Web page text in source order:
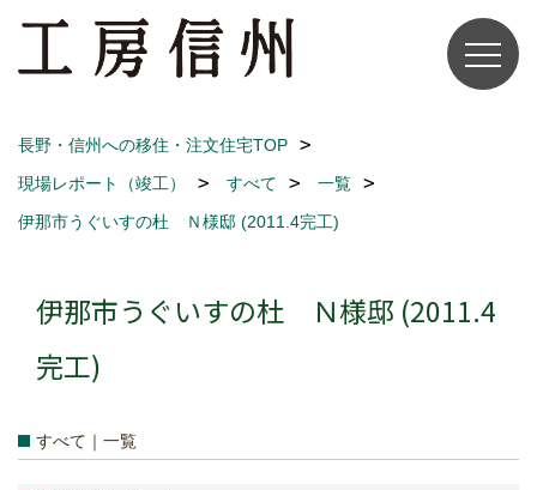
長野・信州への移住・注文住宅TOP
現場レポート（竣工）
すべて
一覧
伊那市うぐいすの杜 Ｎ様邸 (2011.4完工)
伊那市うぐいすの杜 Ｎ様邸 (2011.4
完工)
すべて｜一覧